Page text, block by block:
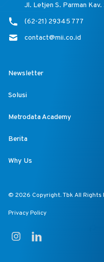
Jl. Letjen S. Parman
(62-21) 29345 777
contact@mii.co.id
Newsletter
Solusi
Metrodata Academy
Berita
Why Us
© 2026 Copyright. Tbk All Rights
Privacy Policy